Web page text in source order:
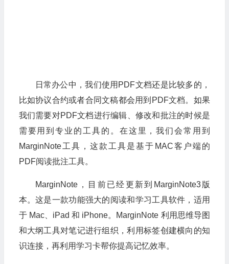
日常办公中，我们使用PDF文档还是比较多的，
比如协议合约或者合同文稿都会用到PDF文档。如果
我们需要对PDF文档进行编辑、修改和批注的时候是
需要用到专业的工具的。在这里，我们会常用到
MarginNote工具，这款工具是基于MAC客户端的
PDF阅读批注工具。
MarginNote，目前已经更新到MarginNote3版
本。这是一款功能强大的阅读和学习工具软件，适用
于 Mac、iPad 和 iPhone。MarginNote 利用思维导图
和大纲工具对笔记进行组织，利用标签创建横向的知
识连接，再利用学习卡帮你提高记忆效率。